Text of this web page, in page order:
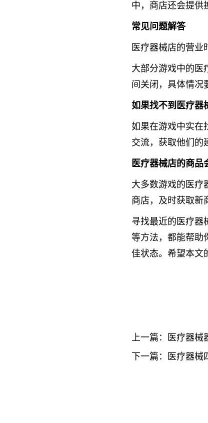
中，商店还会提供
常见问题解答
医疗器械店的营业
大部分游戏中的医
间关闭，具体情况
如果找不到医疗器
如果在游戏中实在
交流，获取他们的
医疗器械店的商品
大多数游戏的医疗
商店，及时获取新
寻找最近的医疗器
等方法，都能帮助
佳状态。希望本文
上一篇：
医疗器械
下一篇：
医疗器械